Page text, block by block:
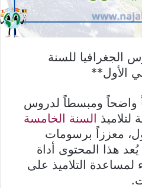
للسنة
الأول**
واضحاً ومبسطاً لدروس
السنة الخامسة
معززاً برسومات
هذا المحتوى أداة
لمساعدة التلاميذ على